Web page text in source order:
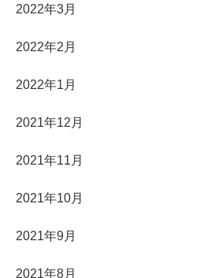
2022年3月
2022年2月
2022年1月
2021年12月
2021年11月
2021年10月
2021年9月
2021年8月